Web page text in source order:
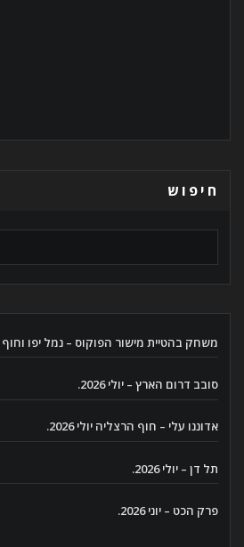
חיפוש
משחק בהטיית מישור הפוקוס – נמל יפו וחוף
סובב דרום הארץ – יולי 2026.
אדוננו עלי – חוף הרצליה יולי 2026.
תל דן – יולי 2026.
פרק הכט – יוני 2026.